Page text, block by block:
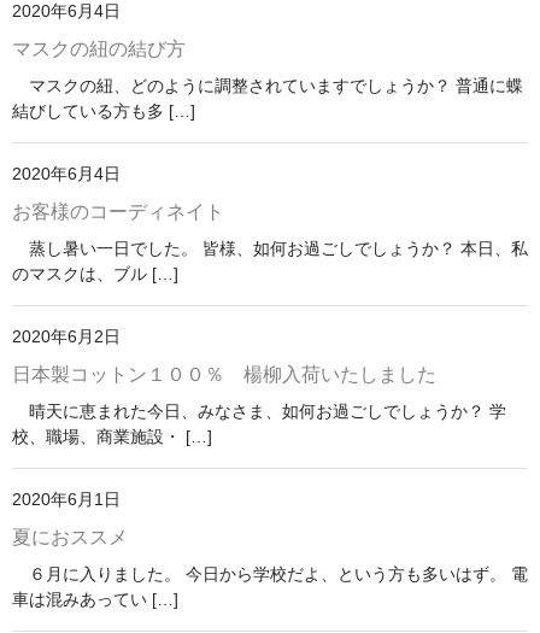
2020年6月4日
マスクの紐の結び方
マスクの紐、どのように調整されていますでしょうか？ 普通に蝶
結びしている方も多 […]
2020年6月4日
お客様のコーディネイト
蒸し暑い一日でした。 皆様、如何お過ごしでしょうか？ 本日、私
のマスクは、ブル […]
2020年6月2日
日本製コットン１００％ 楊柳入荷いたしました
晴天に恵まれた今日、みなさま、如何お過ごしでしょうか？ 学
校、職場、商業施設・ […]
2020年6月1日
夏におススメ
６月に入りました。 今日から学校だよ、という方も多いはず。 電
車は混みあってい […]